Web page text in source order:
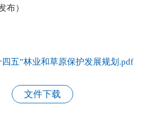
回到顶部
）
五”林业和草原保护发展规划.pdf
文件下载